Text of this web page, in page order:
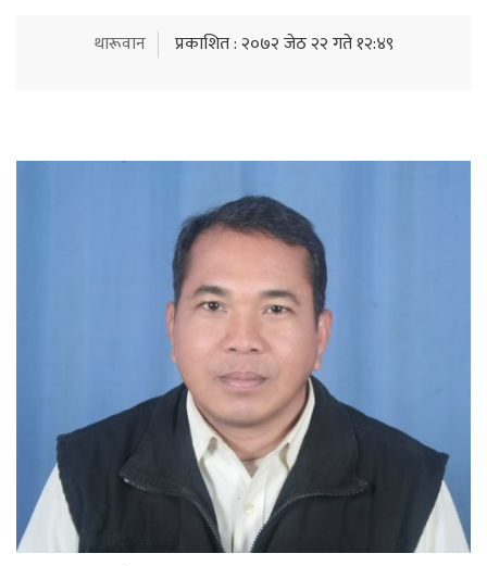
थारूवान प्रकाशित : २०७२ जेठ २२ गते १२:४९